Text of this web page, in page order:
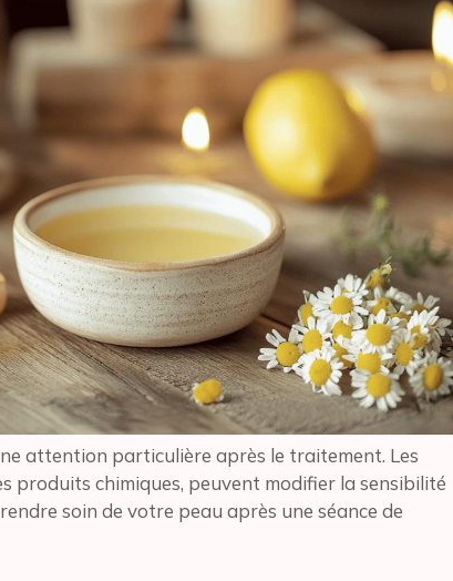
attention particulière après le traitement. Les
produits chimiques, peuvent modifier la sensibilité
soin de votre peau après une séance de